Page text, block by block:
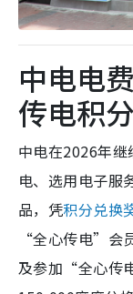
中电电
传电积
中电在2026年继
电、选用电子服
品，凭积分兑换
“全心传电”会
及参加“全心传